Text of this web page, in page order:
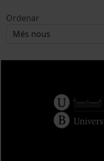
Ordenar